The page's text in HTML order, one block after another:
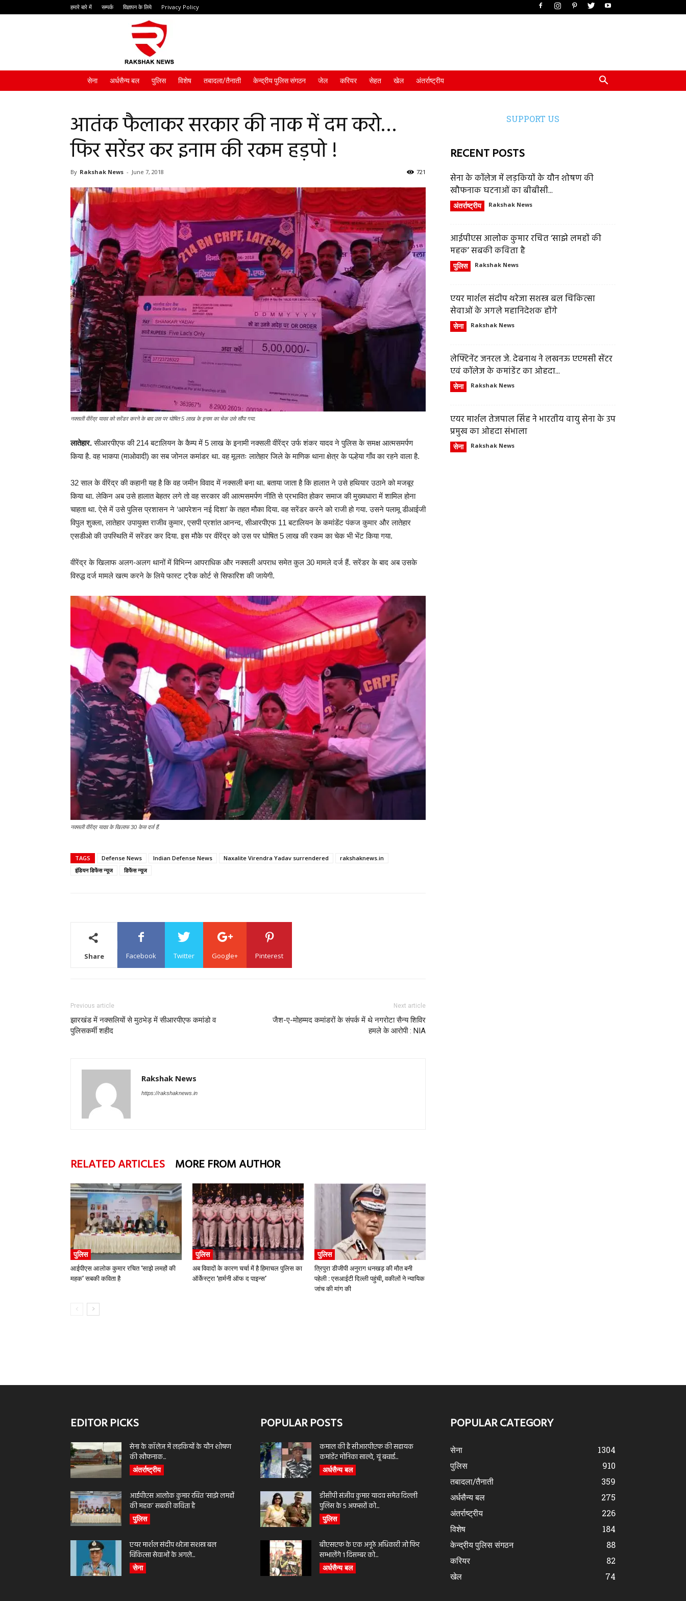
हमारे बारे में सम्पर्क विज्ञापन के लिये Privacy Policy
सेना अर्धसैन्य बल पुलिस विशेष तबादला/तैनाती केन्द्रीय पुलिस संगठन जेल करियर सेहत खेल अंतर्राष्ट्रीय
आतंक फैलाकर सरकार की नाक में दम करो…
फिर सरेंडर कर इनाम की रकम हड़पो !
By Rakshak News - June 7, 2018 721
नक्सली वीरेंद्र यादव को सरेंडर करने के बाद उस पर घोषित 5 लाख के इनाम का चेक उसे सौंपा गया.
लातेहार.सीआरपीएफ की 214 बटालियन के कैम्प में 5 लाख के इनामी नक्सली वीरेंद्र उर्फ शंकर यादव ने पुलिस के समक्ष आत्मसमर्पण
किया है. वह भाकपा (माओवादी) का सब जोनल कमांडर था. वह मूलतः लातेहार जिले के माणिक थाना क्षेत्र के पल्हेया गाँव का रहने वाला है.
32 साल के वीरेंद्र की कहानी यह है कि वह जमीन विवाद में नक्सली बना था. बताया जाता है कि हालात ने उसे हथियार उठाने को मजबूर
किया था. लेकिन अब उसे हालात बेहतर लगे तो वह सरकार की आत्मसमर्पण नीति से प्रभावित होकर समाज की मुख्यधारा में शामिल होना
चाहता था. ऐसे में उसे पुलिस प्रशासन ने ‘आपरेशन नई दिशा’ के तहत मौका दिया. वह सरेंडर करने को राजी हो गया. उसने पलामू डीआईजी
विपुल शुक्ला, लातेहार उपायुक्त राजीव कुमार, एसपी प्रशांत आनन्द, सीआरपीएफ 11 बटालियन के कमांडेंट पंकज कुमार और लातेहार
एसडीओ की उपस्थिति में सरेंडर कर दिया. इस मौके पर वीरेंद्र को उस पर घोषित 5 लाख की रकम का चेक भी भेंट किया गया.
वीरेंद्र के खिलाफ अलग-अलग थानों में विभिन्न आपराधिक और नक्सली अपराध समेत कुल 30 मामले दर्ज हैं. सरेंडर के बाद अब उसके
विरुद्ध दर्ज मामले खत्म करने के लिये फास्ट ट्रैक कोर्ट से सिफारिश की जायेगी.
नक्सली वीरेंद्र यादव के खिलाफ 30 केस दर्ज हैं.
TAGS Defense News Indian Defense News Naxalite Virendra Yadav surrendered
rakshaknews.in
इंडियन डिफेंस न्यूज
डिफेंस न्यूज
Share Facebook Twitter Google+ Pinterest
Previous article
झारखंड में नक्सलियों से मुठभेड़ में सीआरपीएफ कमांडो व
पुलिसकर्मी शहीद
Next article
जैश-ए-मोहम्मद कमांडरों के संपर्क में थे नगरोटा सैन्य शिविर
हमले के आरोपी : NIA
Rakshak News
https://rakshaknews.in
RELATED ARTICLES MORE FROM AUTHOR
पुलिस
आईपीएस आलोक कुमार रचित ‘साझे लमहों की
महक’ सबकी कविता है
पुलिस
अब विवादों के कारण चर्चा में है हिमाचल पुलिस का
ऑर्केस्ट्रा ‘हार्मनी ऑफ द पाइन्स’
पुलिस
त्रिपुरा डीजीपी अनुराग धनखड़ की मौत बनी
पहेली : एसआईटी दिल्ली पहुंची, वकीलों ने न्यायिक
जांच की मांग की
SUPPORT US
RECENT POSTS
सेना के कॉलेज में लड़कियों के यौन शोषण की
खौफनाक घटनाओं का बीबीसी...
अंतर्राष्ट्रीय Rakshak News
आईपीएस आलोक कुमार रचित ‘साझे लमहों की
महक’ सबकी कविता है
पुलिस Rakshak News
एयर मार्शल संदीप थरेजा सशस्त्र बल चिकित्सा
सेवाओं के अगले महानिदेशक होंगे
सेना Rakshak News
लेफ्टिनेंट जनरल जे. देबनाथ ने लखनऊ एएमसी सेंटर
एवं कॉलेज के कमांडेंट का ओहदा...
सेना Rakshak News
एयर मार्शल तेजपाल सिंह ने भारतीय वायु सेना के उप
प्रमुख का ओहदा संभाला
सेना Rakshak News
EDITOR PICKS
सेना के कॉलेज में लड़कियों के यौन शोषण
की खौफनाक...
अंतर्राष्ट्रीय
आईपीएस आलोक कुमार रचित ‘साझे लमहों
की महक’ सबकी कविता है
पुलिस
एयर मार्शल संदीप थरेजा सशस्त्र बल
चिकित्सा सेवाओं के अगले...
सेना
POPULAR POSTS
कमाल की है सीआरपीएफ की सहायक
कमांडेंट मोनिका साल्वे, यूं बचाई...
अर्धसैन्य बल
डीसीपी संजीव कुमार यादव समेत दिल्ली
पुलिस के 5 अफसरों को...
पुलिस
बीएसएफ के एक अनूठे अधिकारी जो फिर
सम्भालेंगे 1 दिसम्बर को...
अर्धसैन्य बल
POPULAR CATEGORY
सेना
1304
पुलिस
910
तबादला/तैनाती
359
अर्धसैन्य बल
275
अंतर्राष्ट्रीय
226
विशेष
184
केन्द्रीय पुलिस संगठन
88
करियर
82
खेल
74